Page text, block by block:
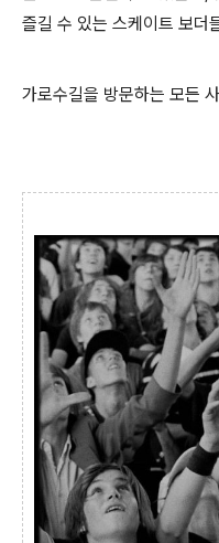
즐길 수 있는 스케이트 보더
가로수길을 방문하는 모든